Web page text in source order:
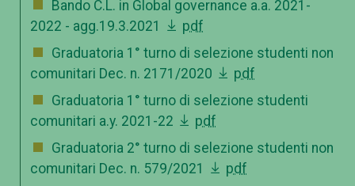
Bando C.L. in Global governance a.a. 2021-
2022 - agg.19.3.2021
pdf
Graduatoria 1° turno di selezione studenti non
comunitari Dec. n. 2171/2020
pdf
Graduatoria 1° turno di selezione studenti
comunitari a.y. 2021-22
pdf
Graduatoria 2° turno di selezione studenti non
comunitari Dec. n. 579/2021
pdf